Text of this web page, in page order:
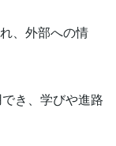
、外部への情
き、学びや進路